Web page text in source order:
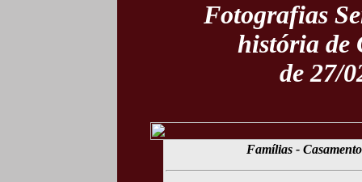
Fotografias
história de
de 27/
Famílias -